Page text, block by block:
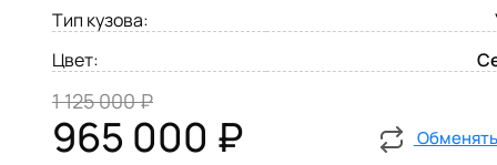
Тип кузова:
Цвет:
1 125 000 ₽
965 000 ₽